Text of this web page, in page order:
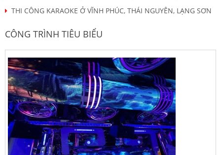
THI CÔNG KARAOKE Ở VĨNH PHÚC, THÁI NGUYÊN, LẠNG SƠN
CÔNG TRÌNH TIÊU BIỂU